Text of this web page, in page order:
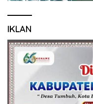
IKLAN